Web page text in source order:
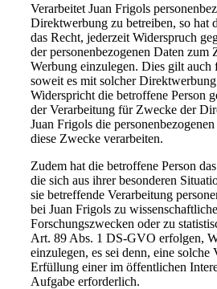
Verarbeitet Juan Frigols
Direktwerbung zu betreiben, so hat
das Recht, jederzeit Widerspruch
der personenbezogenen Daten zum
Werbung einzulegen. Dies gilt auch
soweit es mit solcher
Widerspricht die betroffene Person
der Verarbeitung für Zwecke der
Juan Frigols die
diese Zwecke verarbeiten.
Zudem hat die betroffene Person
die sich aus ihrer besonderen
sie betreffende Verarbeitung
bei Juan Frigols zu
Forschungszwecken oder zu
Art. 89 Abs. 1 DS-GVO erfolgen,
einzulegen, es sei denn, eine solche
Erfüllung einer im öffentlichen
Aufgabe erforderlich.